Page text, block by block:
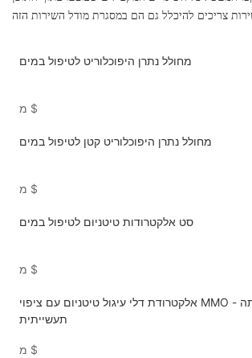
מחולל נתרן היפוכלוריט לטיפול במים
$
מחולל נתרן היפוכלוריט קטן לטיפול במים
$
סט אלקטרודות טיטניום לטיפול במים
$
אלקטרודת דלי עיגול טיטניום עם ציפוי MMO - כיתה
תעשייתית
$